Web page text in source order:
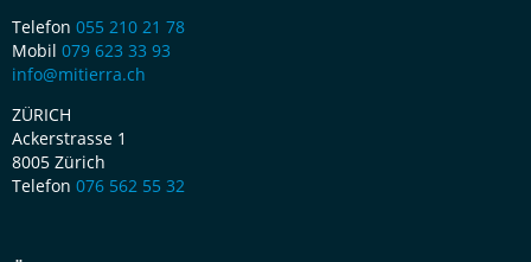
Telefon 055 210 21 78
Mobil 079 623 33 93
info@mitierra.ch
ZÜRICH
Ackerstrasse 1
8005 Zürich
Telefon 076 562 55 32